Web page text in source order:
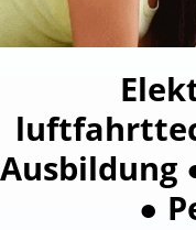
Ausbildung
●